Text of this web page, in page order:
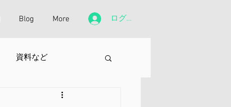
Blog More ログイン
資料など